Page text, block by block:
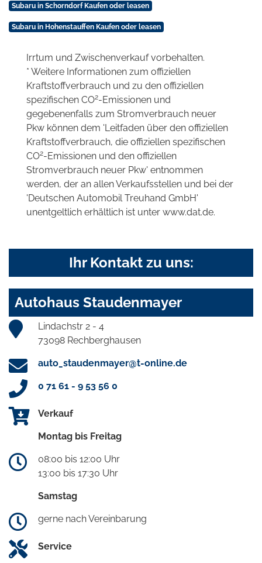
Subaru in Schorndorf Kaufen oder leasen
Subaru in Hohenstauffen Kaufen oder leasen
Irrtum und Zwischenverkauf vorbehalten.
* Weitere Informationen zum offiziellen
Kraftstoffverbrauch und zu den offiziellen
spezifischen CO2-Emissionen und
gegebenenfalls zum Stromverbrauch neuer
Pkw können dem 'Leitfaden über den offiziellen
Kraftstoffverbrauch, die offiziellen spezifischen
CO2-Emissionen und den offiziellen
Stromverbrauch neuer Pkw' entnommen
werden, der an allen Verkaufsstellen und bei der
'Deutschen Automobil Treuhand GmbH'
unentgeltlich erhältlich ist unter www.dat.de.
Ihr Kontakt zu uns:
Autohaus Staudenmayer
Lindachstr 2 - 4
73098 Rechberghausen
auto_staudenmayer@t-online.de
0 71 61 - 9 53 56 0
Verkauf
Montag bis Freitag
08:00 bis 12:00 Uhr
13:00 bis 17:30 Uhr
Samstag
gerne nach Vereinbarung
Service